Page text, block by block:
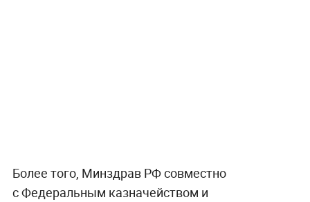
Более того, Минздрав РФ совместно
с Федеральным казначейством и